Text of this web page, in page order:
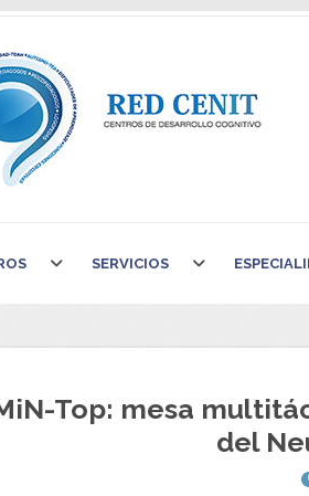
SERVICIOS
Top: mesa
del